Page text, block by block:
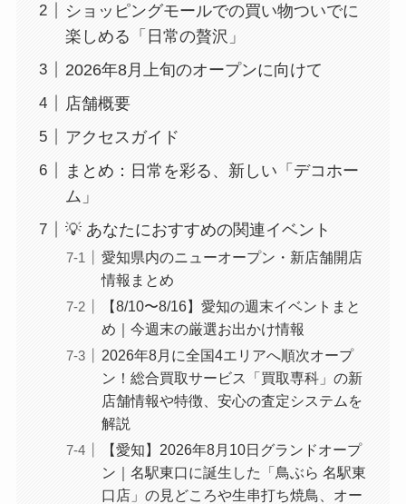
ショッピングモールでの買い物ついでに
楽しめる「日常の贅沢」
2026年8月上旬のオープンに向けて
店舗概要
アクセスガイド
まとめ：日常を彩る、新しい「デコホー
ム」
💡 あなたにおすすめの関連イベント
愛知県内のニューオープン・新店舗開店
情報まとめ
【8/10〜8/16】愛知の週末イベントまと
め｜今週末の厳選お出かけ情報
2026年8月に全国4エリアへ順次オープ
ン！総合買取サービス「買取専科」の新
店舗情報や特徴、安心の査定システムを
解説
【愛知】2026年8月10日グランドオープ
ン｜名駅東口に誕生した「鳥ぶら 名駅東
口店」の見どころや生串打ち焼鳥、オー